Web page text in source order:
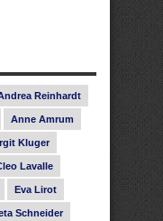
Reinhardt
Anne Amrum
Kluger
Lavalle
Eva Lirot
Schneider